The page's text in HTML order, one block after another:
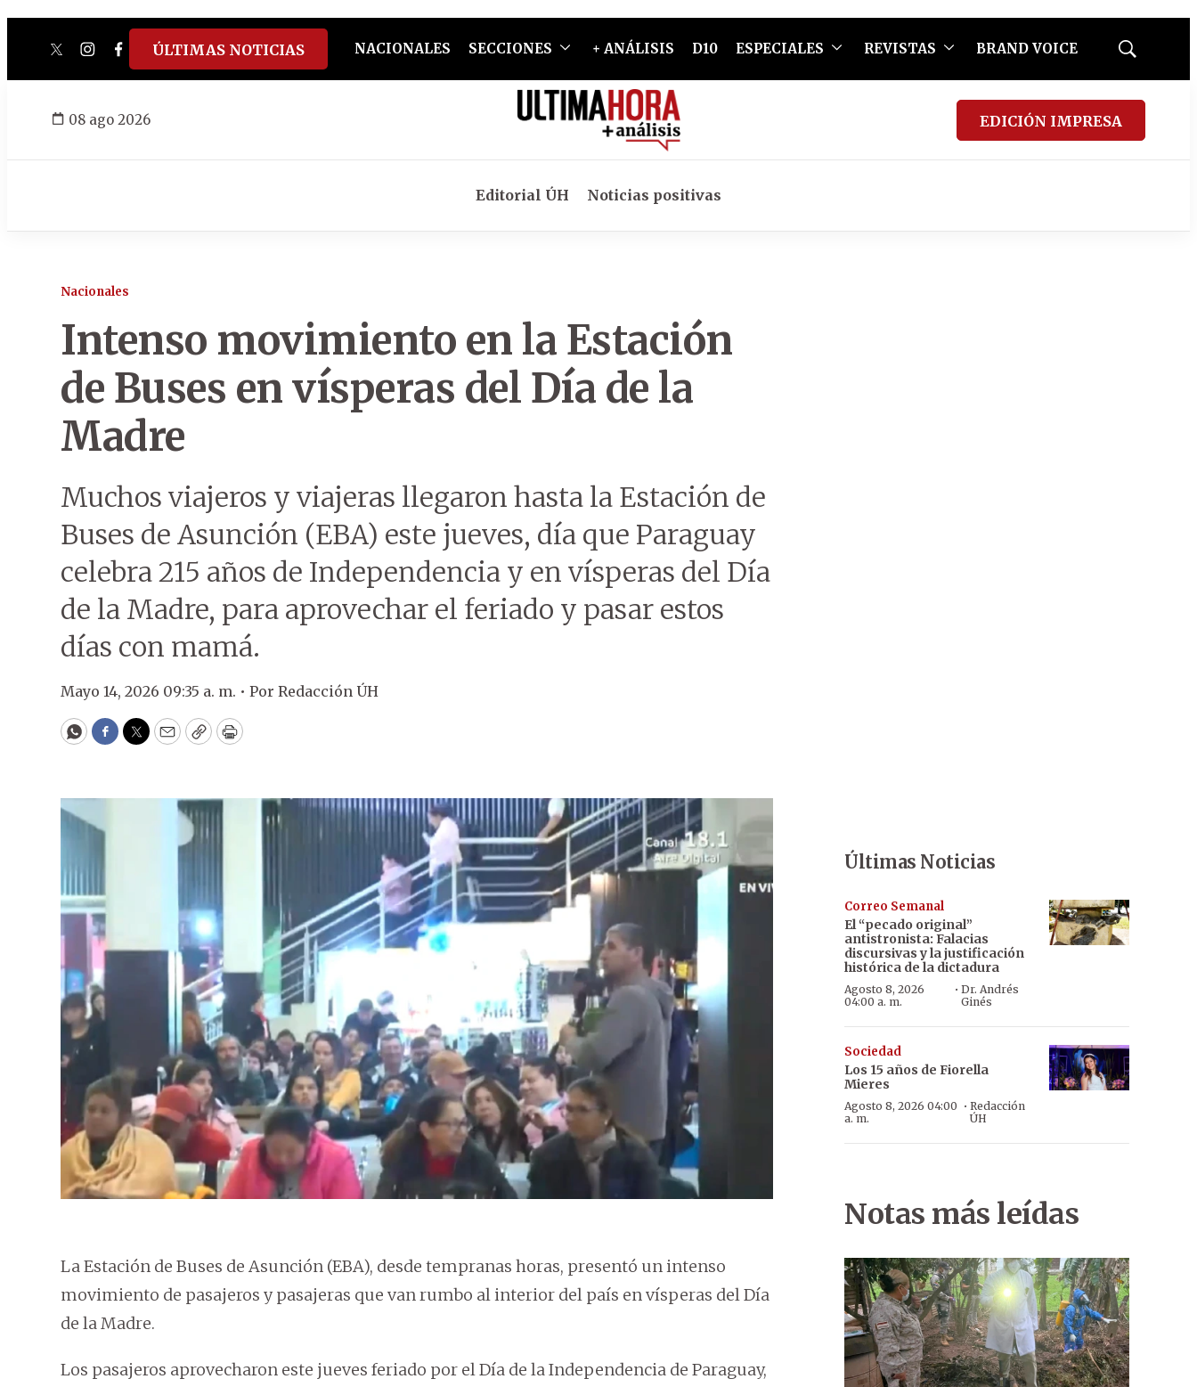
twitterinstagram
facebook
tiktokyoutube
spotify
ÚLTIMAS NOTICIAS NACIONALES SECCIONES + ANÁLISIS D10 ESPECIALES REVISTAS BRAND VOICE
Mostrar
08 ago 2026 EDICIÓN IMPRESA
Editorial ÚH Noticias positivas
Nacionales
Intenso movimiento en la Estación
de Buses en vísperas del Día de la
Madre
Muchos viajeros y viajeras llegaron hasta la Estación de
Buses de Asunción (EBA) este jueves, día que Paraguay
celebra 215 años de Independencia y en vísperas del Día
de la Madre, para aprovechar el feriado y pasar estos
días con mamá.
Mayo 14, 2026 09:35 a. m. • Por Redacción ÚH
WhatsApp
Facebook
Twitter
EmailCopyPrint
La Estación de Buses de Asunción (EBA), desde tempranas horas, presentó un intenso
movimiento de pasajeros y pasajeras que van rumbo al interior del país en vísperas del Día
de la Madre.
Los pasajeros aprovecharon este jueves feriado por el Día de la Independencia de Paraguay,
Últimas Noticias
Correo Semanal
El “pecado original”
antistronista: Falacias
discursivas y la justificación
histórica de la dictadura
Agosto 8, 2026
04:00 a. m.
·Dr. Andrés
Ginés
Sociedad
Los 15 años de Fiorella
Mieres
Agosto 8, 2026 04:00
a. m.
· Redacción
ÚH
Notas más leídas